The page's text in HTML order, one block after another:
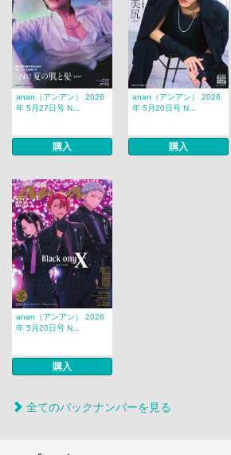
anan（アンアン） 2026
年 5月27日号 N...
購入
anan（アンアン） 2026
年 5月20日号 N...
購入
anan（アンアン） 2026
年 5月20日号 N...
購入
全てのバックナンバーを見る